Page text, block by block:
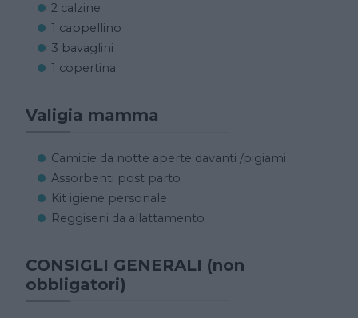
2 calzine
1 cappellino
3 bavaglini
1 copertina
Valigia mamma
Camicie da notte aperte davanti /pigiami
Assorbenti post parto
Kit igiene personale
Reggiseni da allattamento
CONSIGLI GENERALI (non
obbligatori)